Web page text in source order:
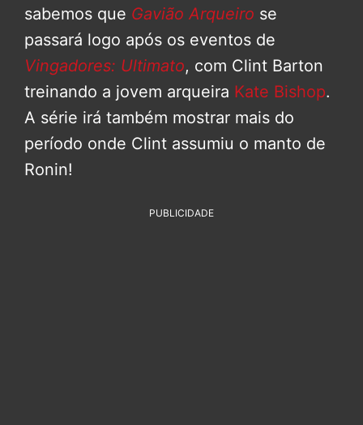
sabemos que Gavião Arqueiro se
passará logo após os eventos de
Vingadores: Ultimato, com Clint Barton
treinando a jovem arqueira Kate Bishop.
A série irá também mostrar mais do
período onde Clint assumiu o manto de
Ronin!
PUBLICIDADE